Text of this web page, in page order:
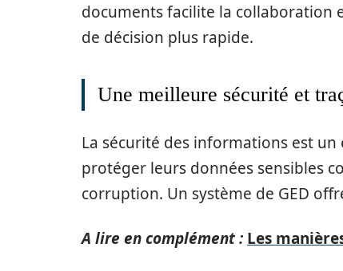
documents facilite la collaboration
de décision plus rapide.
Une meilleure sécurité et
La sécurité des informations est
protéger leurs données sensibles
corruption. Un système de GED
A lire en complément : Les